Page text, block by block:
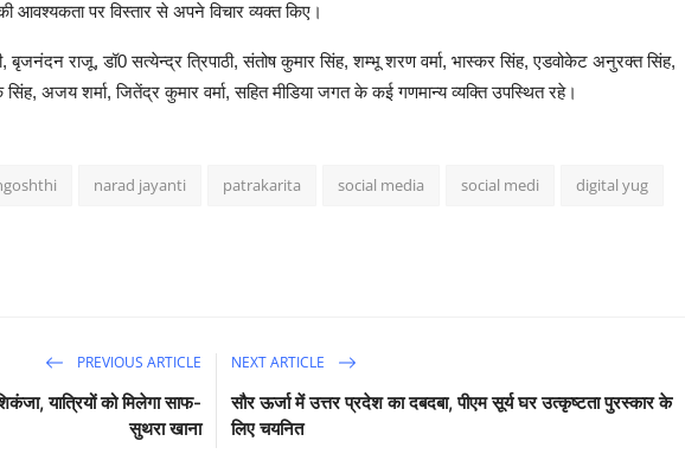
आवश्यकता पर विस्तार से अपने विचार व्यक्त किए।
बृजनंदन राजू, डॉ0 सत्येन्द्र त्रिपाठी, संतोष कुमार सिंह, शम्भू शरण वर्मा, भास्कर सिंह, एडवोकेट अनुरक्त सिंह,
सिंह, अजय शर्मा, जितेंद्र कुमार वर्मा, सहित मीडिया जगत के कई गणमान्य व्यक्ति उपस्थित रहे।
narad jayanti patrakarita social media social medi digital yug
PREVIOUS ARTICLE
यात्रियों को मिलेगा साफ-
सुथरा खाना
NEXT ARTICLE
सौर ऊर्जा में उत्तर प्रदेश का दबदबा, पीएम सूर्य घर उत्कृष्टता पुरस्कार के
लिए चयनित